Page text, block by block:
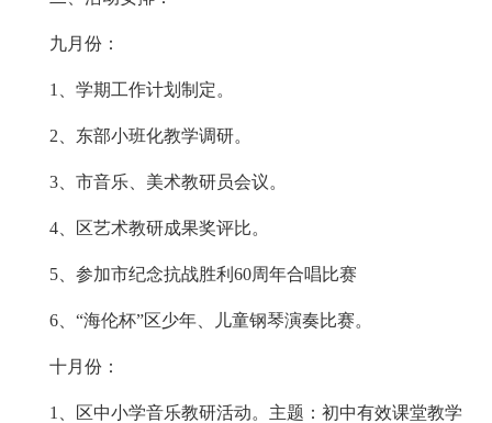
九月份：
1、学期工作计划制定。
2、东部小班化教学调研。
3、市音乐、美术教研员会议。
4、区艺术教研成果奖评比。
5、参加市纪念抗战胜利60周年合唱比赛
6、“海伦杯”区少年、儿童钢琴演奏比赛。
十月份：
1、区中小学音乐教研活动。主题：初中有效课堂教学